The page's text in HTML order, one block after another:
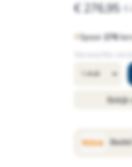
€ 276,95
Spaar 276
Bekijk